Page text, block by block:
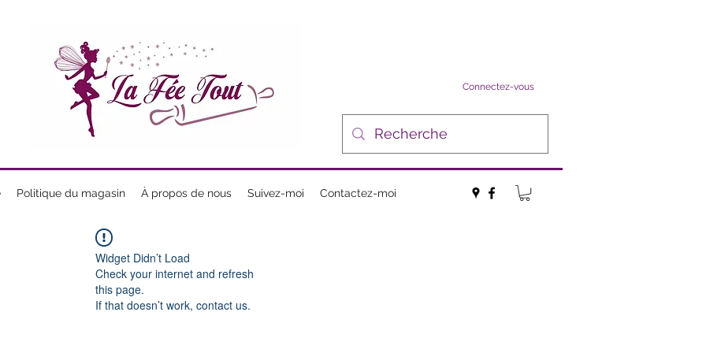
Connectez-vous
Politique du magasin À propos de nous Suivez-moi Contactez-moi
Widget Didn’t Load
Check your internet and refresh
this page.
If that doesn’t work, contact us.